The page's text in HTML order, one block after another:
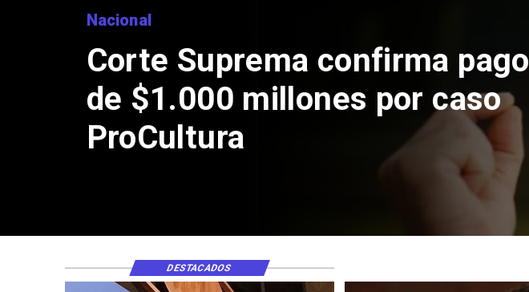
Nacional
Corte Suprema confirma pago
de $1.000 millones por caso
ProCultura
DESTACADOS